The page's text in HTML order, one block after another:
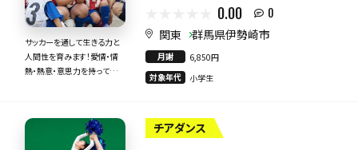
サッカーを通して生きる力と
人間性を育みます！愛情・情
熱・熱意・意思力を持って全
0.00 0
関東 群馬県伊勢崎市
月謝
6,850円
対象年代
小学生
チアダンス